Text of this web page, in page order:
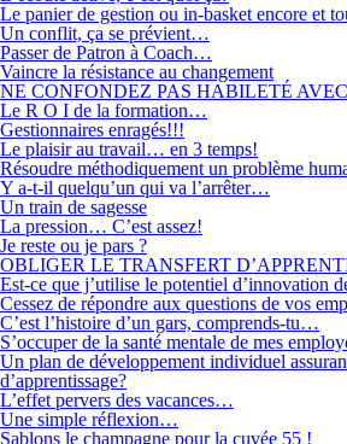
Le panier de gestion ou in-basket encore et
Un conflit, ça se prévient…
Passer de Patron à Coach…
Vaincre la résistance au changement
NE CONFONDEZ PAS HABILETÉ
Le R O I de la formation…
Gestionnaires enragés!!!
Le plaisir au travail… en 3 temps!
Résoudre méthodiquement un problème
Y a-t-il quelqu’un qui va l’arrêter…
Un train de sagesse
La pression… C’est assez!
Je reste ou je pars ?
OBLIGER LE TRANSFERT
Est-ce que j’utilise le potentiel d’innovation
Cessez de répondre aux questions de vos
C’est l’histoire d’un gars, comprends-tu…
S’occuper de la santé mentale de mes
Un plan de développement individuel
d’apprentissage?
L’effet pervers des vacances…
Une simple réflexion…
Sablons le champagne pour la cuvée 55 !